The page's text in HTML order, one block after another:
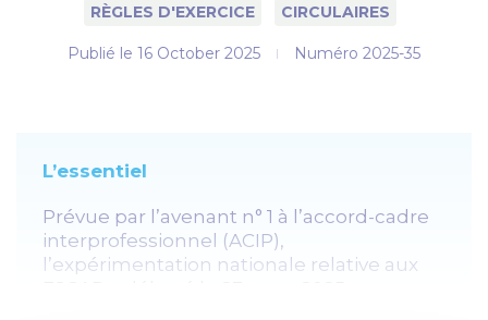
RÈGLES D'EXERCICE CIRCULAIRES
Publié le 16 October 2025 Numéro 2025-35
L’essentiel
Prévue par l’avenant n° 1 à l’accord-cadre
interprofessionnel (ACIP),
l’expérimentation nationale relative aux